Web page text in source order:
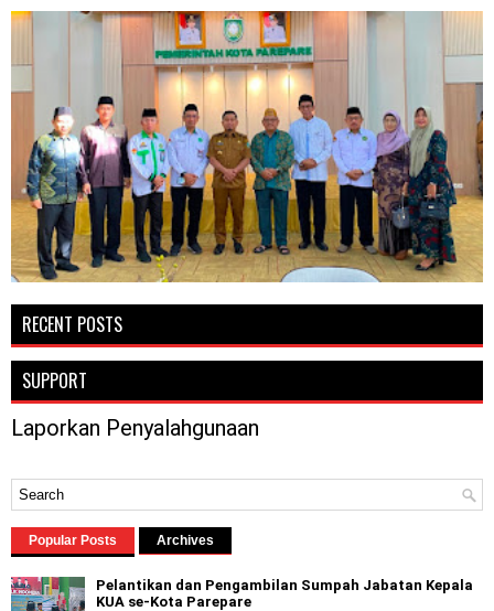
RECENT POSTS
SUPPORT
Laporkan Penyalahgunaan
Popular Posts Archives
Pelantikan dan Pengambilan Sumpah Jabatan Kepala
KUA se-Kota Parepare